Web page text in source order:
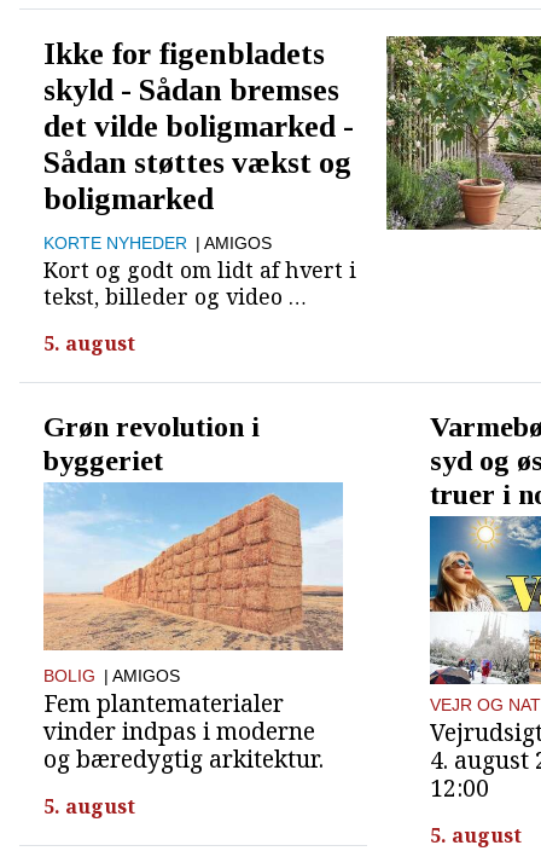
Ikke for figenbladets
skyld - Sådan bremses
det vilde boligmarked -
Sådan støttes vækst og
boligmarked
KORTE NYHEDER | AMIGOS
Kort og godt om lidt af hvert i
tekst, billeder og video …
5. august
Grøn revolution i
byggeriet
BOLIG | AMIGOS
Fem plantematerialer
vinder indpas i moderne
og bæredygtig arkitektur.
5. august
syd og
truer i
VEJR OG
4. august
12:00
5. august